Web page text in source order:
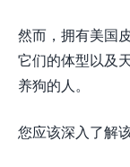
然而，拥有美国
它们的体型以及
养狗的人。
您应该深入了解